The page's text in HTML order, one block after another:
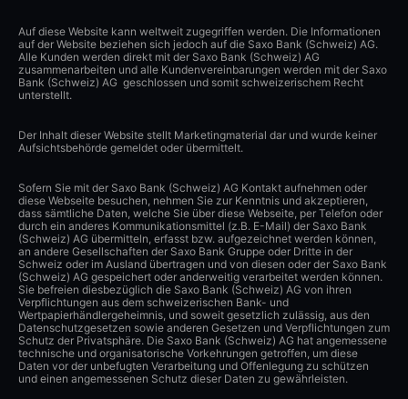
Auf diese Website kann weltweit zugegriffen werden. Die Informationen
auf der Website beziehen sich jedoch auf die Saxo Bank (Schweiz) AG.
Alle Kunden werden direkt mit der Saxo Bank (Schweiz) AG
zusammenarbeiten und alle Kundenvereinbarungen werden mit der Saxo
Bank (Schweiz) AG geschlossen und somit schweizerischem Recht
unterstellt.
Der Inhalt dieser Website stellt Marketingmaterial dar und wurde keiner
Aufsichtsbehörde gemeldet oder übermittelt.
Sofern Sie mit der Saxo Bank (Schweiz) AG Kontakt aufnehmen oder
diese Webseite besuchen, nehmen Sie zur Kenntnis und akzeptieren,
dass sämtliche Daten, welche Sie über diese Webseite, per Telefon oder
durch ein anderes Kommunikationsmittel (z.B. E-Mail) der Saxo Bank
(Schweiz) AG übermitteln, erfasst bzw. aufgezeichnet werden können,
an andere Gesellschaften der Saxo Bank Gruppe oder Dritte in der
Schweiz oder im Ausland übertragen und von diesen oder der Saxo Bank
(Schweiz) AG gespeichert oder anderweitig verarbeitet werden können.
Sie befreien diesbezüglich die Saxo Bank (Schweiz) AG von ihren
Verpflichtungen aus dem schweizerischen Bank- und
Wertpapierhändlergeheimnis, und soweit gesetzlich zulässig, aus den
Datenschutzgesetzen sowie anderen Gesetzen und Verpflichtungen zum
Schutz der Privatsphäre. Die Saxo Bank (Schweiz) AG hat angemessene
technische und organisatorische Vorkehrungen getroffen, um diese
Daten vor der unbefugten Verarbeitung und Offenlegung zu schützen
und einen angemessenen Schutz dieser Daten zu gewährleisten.